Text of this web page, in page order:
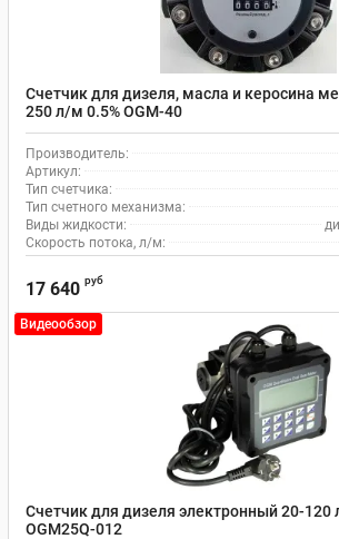
Счетчик для дизеля, масла и керосина
250 л/м 0.5% OGM-40
Производитель:
Артикул:
Тип счетчика:
Тип счетного механизма:
Виды жидкости:
Скорость потока, л/м:
17 640 руб
Видеообзор
Счетчик для дизеля электронный 20-120
OGM25Q-012